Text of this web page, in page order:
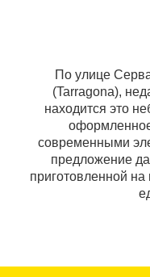
По улице
(Tarragona),
находится это
современными
предложение
приготовленной на